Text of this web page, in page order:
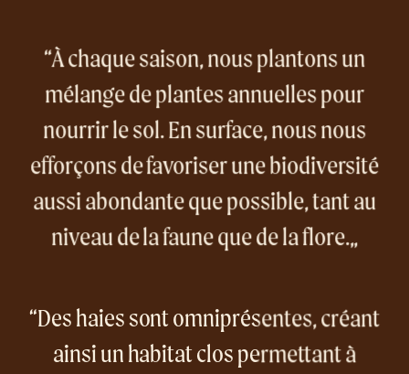
À chaque saison, nous plantons un
mélange de plantes annuelles pour
nourrir le sol. En surface, nous nous
efforçons de favoriser une biodiversité
aussi abondante que possible, tant au
niveau de la faune que de la flore.
Des haies sont omniprésentes, créant
ainsi un habitat clos permettant à